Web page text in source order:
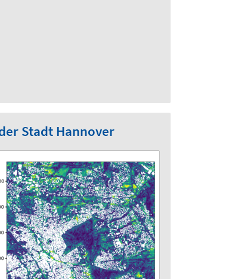
Stadt Hannover